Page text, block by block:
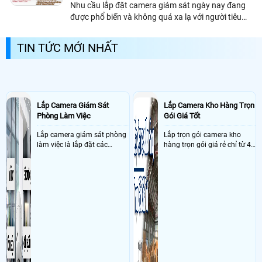
Nhu cầu lắp đặt camera giám sát ngày nay đang
được phổ biến và không quá xa lạ với người tiêu
mình.
TIN TỨC MỚI NHẤT
Lắp Camera Giám Sát
Phòng Làm Việc
Lắp camera giám sát phòng
làm việc là lắp đặt các
Lắp Camera Kho Hàng Trọn
Gói Giá Tốt
Lắp trọn gói camera kho
hàng trọn gói giá rẻ chỉ từ 4